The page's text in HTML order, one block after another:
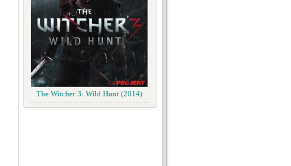
The Witcher 3: Wild Hunt (2014)